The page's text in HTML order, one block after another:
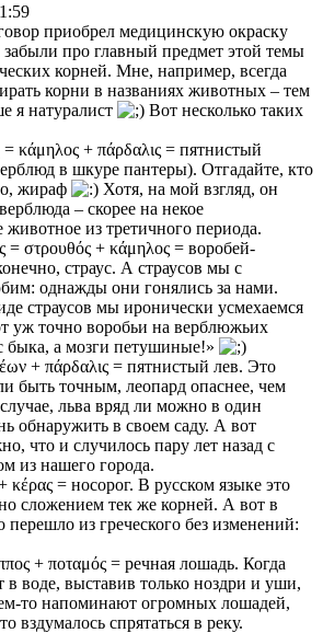
приобрел медицинскую окраску
про главный предмет этой темы
корней. Мне, например, всегда
корни в названиях животных – тем
я натуралист
Вот несколько таких
κάμηλος + πάρδαλις = пятнистый
в шкуре пантеры). Отгадайте, кто
жираф
Хотя, на мой взгляд, он
– скорее на некое
животное из третичного периода.
= στρουθός + κάμηλος = воробей-
страус. А страусов мы с
однажды они гонялись за нами.
страусов мы иронически усмехаемся
уж точно воробьи на верблюжьих
быка, а мозги петушиные!»
+ πάρδαλις = пятнистый лев. Это
быть точным, леопард опаснее, чем
льва вряд ли можно в один
обнаружить в своем саду. А вот
что и случилось пару лет назад с
из нашего города.
+ κέρας = носорог. В русском языке это
сложением тек же корней. А вот в
перешло из греческого без изменений:
+ ποταμός = речная лошадь. Когда
в воде, выставив только ноздри и уши,
то напоминают огромных лошадей,
вздумалось спрятаться в реку.